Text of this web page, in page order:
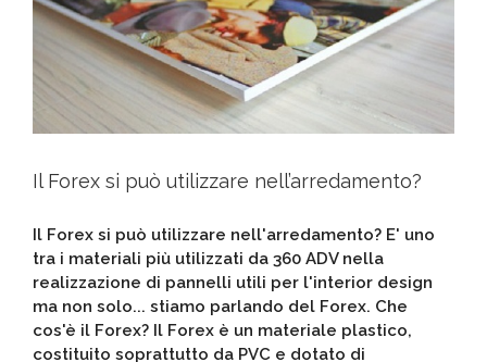
Il Forex si può utilizzare nell’arredamento?
Il Forex si può utilizzare nell'arredamento? E' uno
tra i materiali più utilizzati da 360 ADV nella
realizzazione di pannelli utili per l'interior design
ma non solo... stiamo parlando del Forex. Che
cos'è il Forex? Il Forex è un materiale plastico,
costituito soprattutto da PVC e dotato di